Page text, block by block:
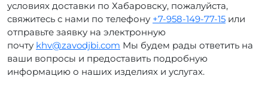
условиях доставки по Хабаровску, пожалуйста,
свяжитесь с нами по телефону +7-958-149-77-15 или
отправьте заявку на электронную
почту khv@zavodjbi.com Мы будем рады ответить на
ваши вопросы и предоставить подробную
информацию о наших изделиях и услугах.